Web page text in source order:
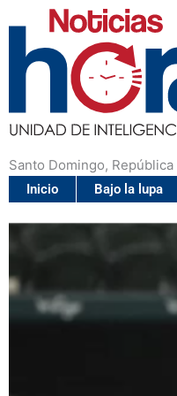
Santo Domingo,
Inicio Bajo la lupa